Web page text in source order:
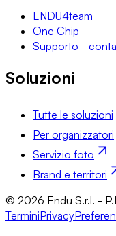
ENDU4team
One Chip
Supporto -
Soluzioni
Tutte le soluzioni
Per organizzatori
Servizio foto
Brand e territori
© 2026 Endu S.r.l. -
TerminiPrivacy